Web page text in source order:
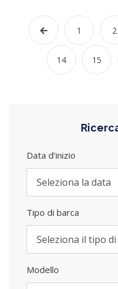
1 2
14 15
Data d’inizio
Tipo di barca
Modello